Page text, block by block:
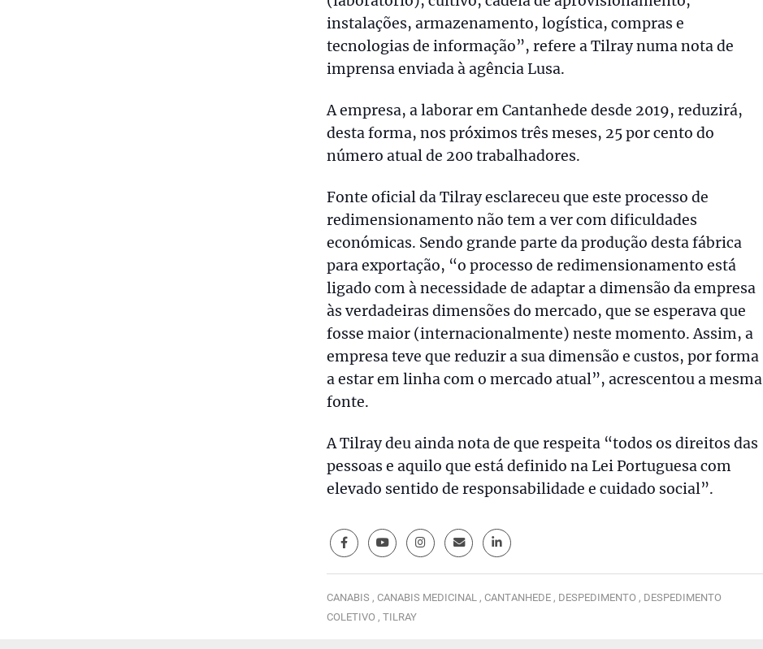
instalações, armazenamento, logística, compras e
tecnologias de informação”, refere a Tilray numa nota de
imprensa enviada à agência Lusa.
A empresa, a laborar em Cantanhede desde 2019, reduzirá,
desta forma, nos próximos três meses, 25 por cento do
número atual de 200 trabalhadores.
Fonte oficial da Tilray esclareceu que este processo de
redimensionamento não tem a ver com dificuldades
económicas. Sendo grande parte da produção desta fábrica
para exportação, “o processo de redimensionamento está
ligado com à necessidade de adaptar a dimensão da empresa
às verdadeiras dimensões do mercado, que se esperava que
fosse maior (internacionalmente) neste momento. Assim, a
empresa teve que reduzir a sua dimensão e custos, por forma
a estar em linha com o mercado atual”, acrescentou a mesma
fonte.
A Tilray deu ainda nota de que respeita “todos os direitos das
pessoas e aquilo que está definido na Lei Portuguesa com
elevado sentido de responsabilidade e cuidado social”.
CANABIS , CANABIS MEDICINAL , CANTANHEDE , DESPEDIMENTO , DESPEDIMENTO
COLETIVO , TILRAY